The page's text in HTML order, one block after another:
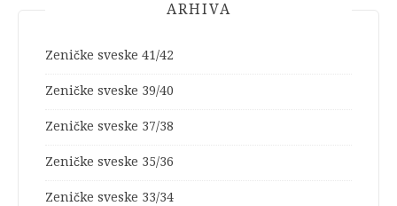
ARHIVA
Zeničke sveske 41/42
Zeničke sveske 39/40
Zeničke sveske 37/38
Zeničke sveske 35/36
Zeničke sveske 33/34